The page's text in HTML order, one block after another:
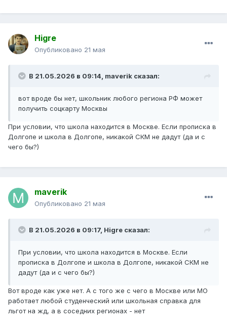
Higre
Опубликовано 21 мая
В 21.05.2026 в 09:14, maverik сказал:
вот вроде бы нет, школьник любого региона РФ может
получить соцкарту Москвы
При условии, что школа находится в Москве. Если прописка в
Долгопе и школа в Долгопе, никакой СКМ не дадут (да и с
чего бы?)
maverik
Опубликовано 21 мая
В 21.05.2026 в 09:17, Higre сказал:
При условии, что школа находится в Москве. Если
прописка в Долгопе и школа в Долгопе, никакой СКМ не
дадут (да и с чего бы?)
Вот вроде как уже нет. А с того же с чего в Москве или МО
работает любой студенческий или школьная справка для
льгот на жд, а в соседних регионах - нет